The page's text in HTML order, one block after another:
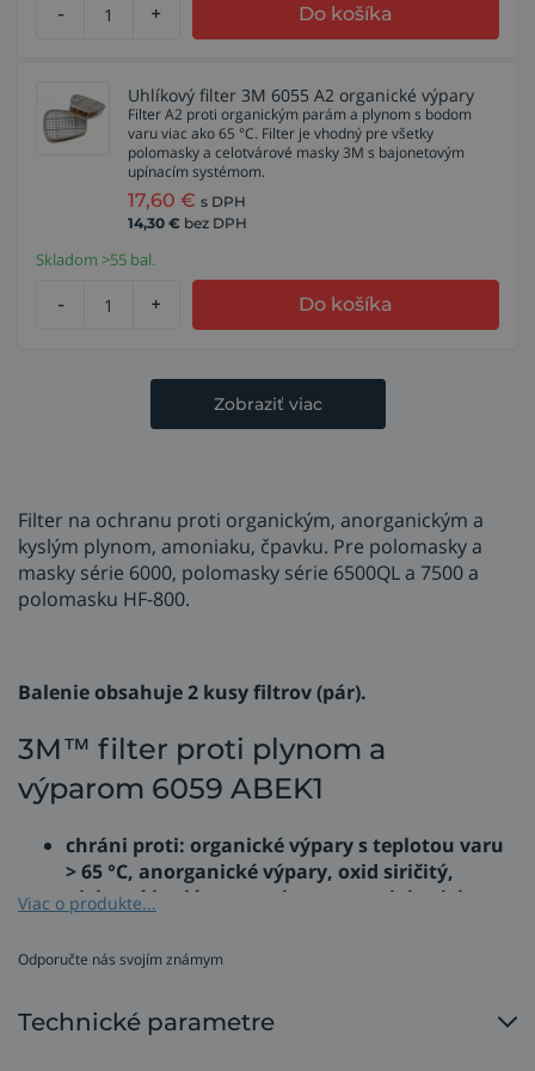
- + Do košíka
Uhlíkový filter 3M 6055 A2 organické výpary
Filter A2 proti organickým parám a plynom s bodom
varu viac ako 65 °C. Filter je vhodný pre všetky
polomasky a celotvárové masky 3M s bajonetovým
upínacím systémom.
17,60 € s DPH
14,30 € bez DPH
Skladom >55 bal.
- + Do košíka
Zobraziť viac
Filter na ochranu proti organickým, anorganickým a
kyslým plynom, amoniaku, čpavku. Pre polomasky a
masky série 6000, polomasky série 6500QL a 7500 a
polomasku HF-800.
Balenie obsahuje 2 kusy filtrov (pár).
3M™ filter proti plynom a
výparom 6059 ABEK1
chráni proti: organické výpary s teplotou varu
> 65 °C, anorganické výpary, oxid siričitý,
niektoré kyslé pary a plyny, amoniak a jeho
chlorovodíková, kysličníky, síra, sírovodík,
rozpúšťadlá),
jednoduchú montáž filtrov zatočením a
Viac o produkte...
Odporučte nás svojím známym
Technické parametre